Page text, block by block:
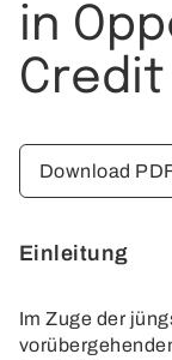
in
Credit
Download
Einleitung
Im Zuge der